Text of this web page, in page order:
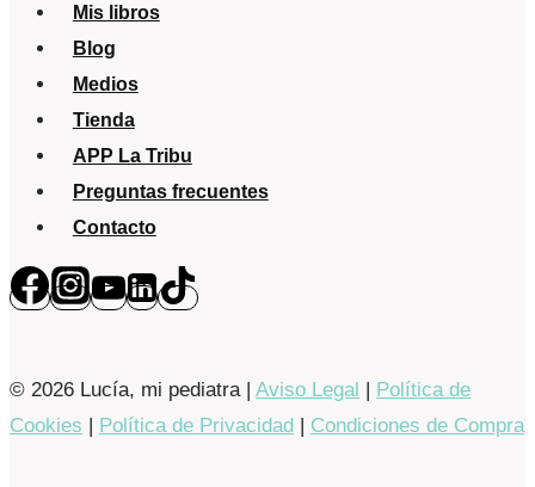
Mis libros
Blog
Medios
Tienda
APP La Tribu
Preguntas frecuentes
Contacto
© 2026 Lucía, mi pediatra | Aviso Legal | Política de
Cookies | Política de Privacidad | Condiciones de Compra